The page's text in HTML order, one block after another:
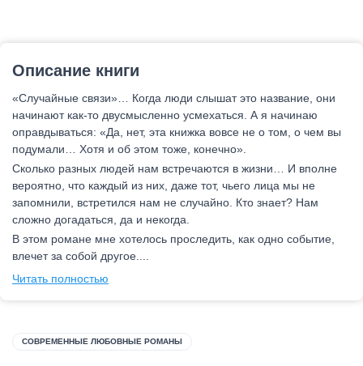
Описание книги
«Случайные связи»… Когда люди слышат это название, они
начинают как-то двусмысленно усмехаться. А я начинаю
оправдываться: «Да, нет, эта книжка вовсе не о том, о чем вы
подумали… Хотя и об этом тоже, конечно».
Сколько разных людей нам встречаются в жизни… И вполне
вероятно, что каждый из них, даже тот, чьего лица мы не
запомнили, встретился нам не случайно. Кто знает? Нам
сложно догадаться, да и некогда.
В этом романе мне хотелось проследить, как одно событие,
влечет за собой другое....
Читать полностью
СОВРЕМЕННЫЕ ЛЮБОВНЫЕ РОМАНЫ